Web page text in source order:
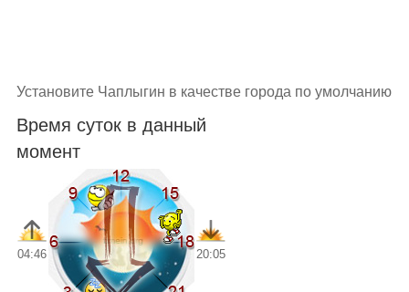
Установите Чаплыгин в качестве города по умолчанию
Время суток в данный
момент
04:46 20:05